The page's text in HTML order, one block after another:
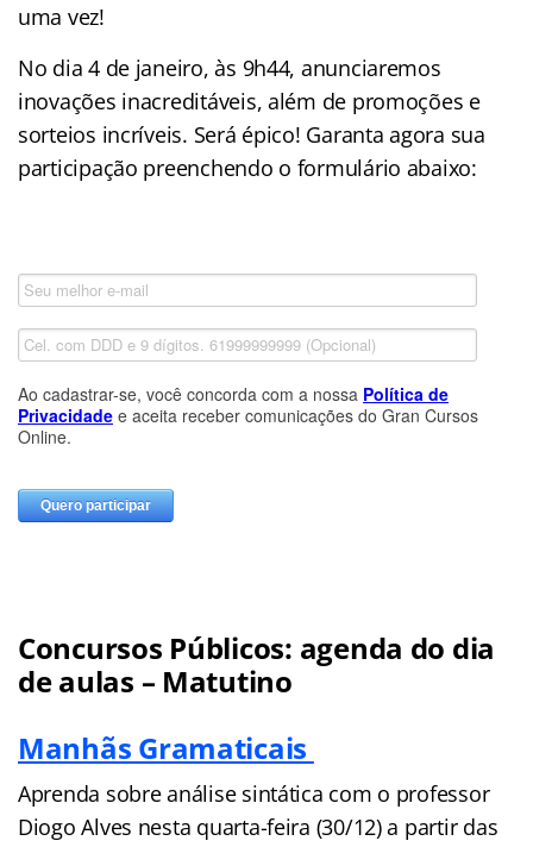
uma vez!
No dia 4 de janeiro, às 9h44, anunciaremos
inovações inacreditáveis, além de promoções e
sorteios incríveis. Será épico! Garanta agora sua
participação preenchendo o formulário abaixo:
Concursos Públicos: agenda do dia
de aulas – Matutino
Manhãs Gramaticais
Aprenda sobre análise sintática com o professor
Diogo Alves nesta quarta-feira (30/12) a partir das